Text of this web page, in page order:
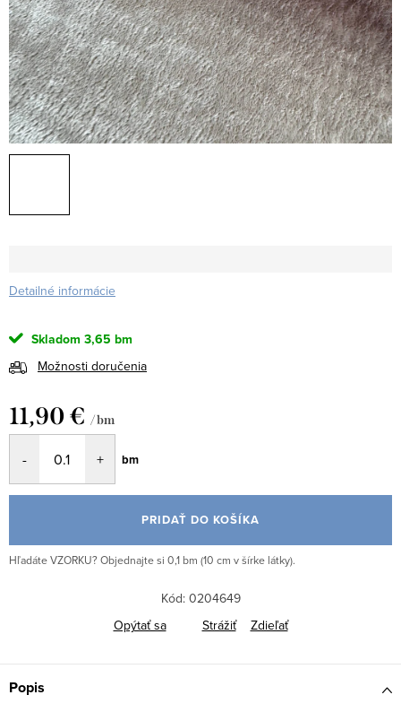
Detailné informácie
Skladom 3,65 bm
Možnosti doručenia
11,90 € / bm
cena:
bm
PRIDAŤ DO KOŠÍKA
Hľadáte VZORKU? Objednajte si 0,1 bm (10 cm v šírke látky).
Kód: 0204649
Opýtať sa
Strážiť Zdieľať
Popis